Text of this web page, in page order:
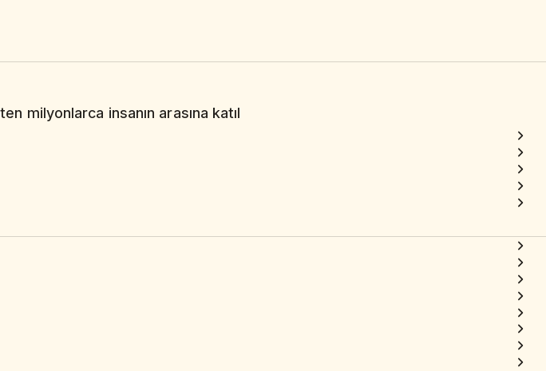
milyonlarca insanın arasına katıl